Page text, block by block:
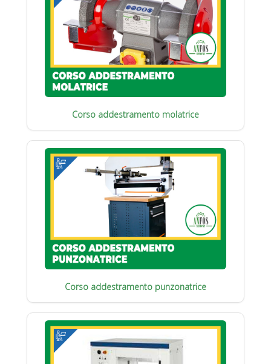
Corso addestramento molatrice
Corso addestramento punzonatrice